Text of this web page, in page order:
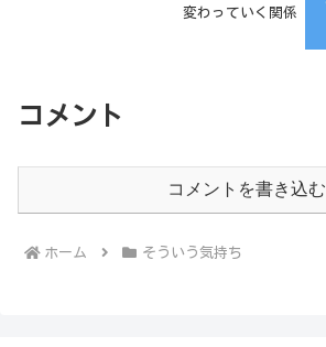
変わっていく関係
コメント
コメントを書き込む
ホーム そういう気持ち